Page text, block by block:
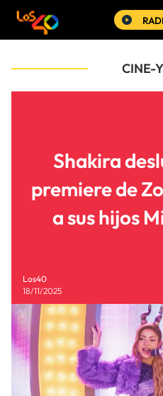
CINE-
Shakira
premiere de
a sus hijos
Los40
18/11/2025